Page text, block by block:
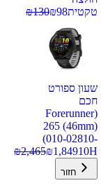
טקטית
₪98
₪130
שעון ספורט
חכם
(Forerunner
265 (46mm)
(010-02810-
10H
₪1,849
₪2,465
חזור